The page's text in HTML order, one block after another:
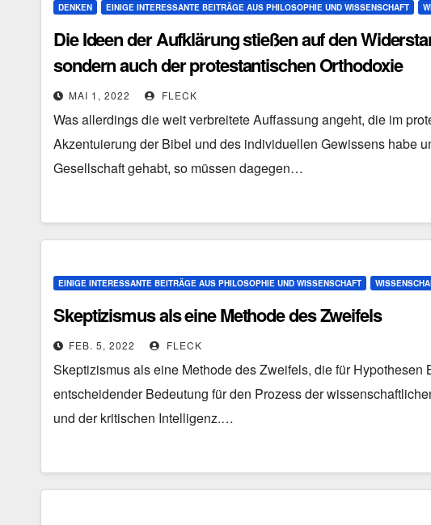
DENKEN EINIGE INTERESSANTE BEITRÄGE AUS PHILOSOPHIE UND WISSENSCHAFT
Die Ideen der Aufklärung stießen auf den
sondern auch der protestantischen Orthodoxie
MAI 1, 2022 FLECK
Was allerdings die weit verbreitete Auffassung angeht, die im
Akzentuierung der Bibel und des individuellen Gewissens habe
Gesellschaft gehabt, so müssen dagegen…
EINIGE INTERESSANTE BEITRÄGE AUS PHILOSOPHIE UND WISSENSCHAFT
Skeptizismus als eine Methode des Zweifels
FEB. 5, 2022 FLECK
Skeptizismus als eine Methode des Zweifels, die für Hypothesen
entscheidender Bedeutung für den Prozess der
und der kritischen Intelligenz.…